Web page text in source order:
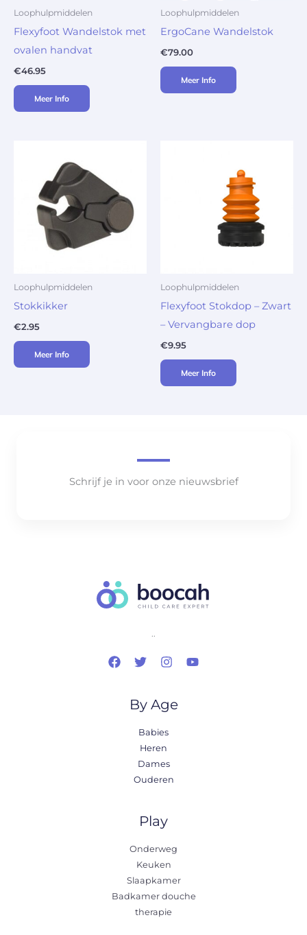
Loophulpmiddelen
Flexyfoot Wandelstok met
ovalen handvat
€46.95
Meer Info
Loophulpmiddelen
ErgoCane Wandelstok
€79.00
Meer Info
Loophulpmiddelen
Stokkikker
€2.95
Meer Info
Loophulpmiddelen
Flexyfoot Stokdop – Zwart
– Vervangbare dop
€9.95
Meer Info
Schrijf je in voor onze nieuwsbrief
..
By Age
Babies
Heren
Dames
Ouderen
Play
Onderweg
Keuken
Slaapkamer
Badkamer douche
therapie